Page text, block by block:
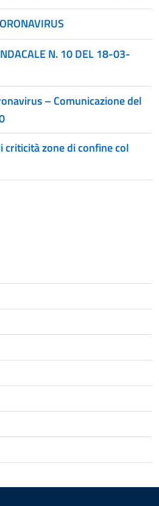
N. 10 DEL 18-03-
– Comunicazione del
criticità zone di confine col